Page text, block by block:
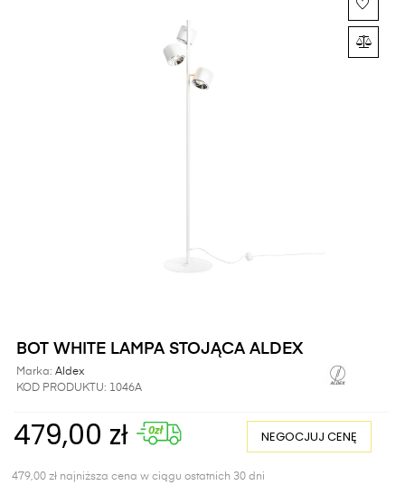
BOT WHITE LAMPA STOJĄCA ALDEX
Marka: Aldex
KOD PRODUKTU: 1046A
479,00 zł NEGOCJUJ CENĘ
479,00 zł najniższa cena w ciągu ostatnich 30 dni